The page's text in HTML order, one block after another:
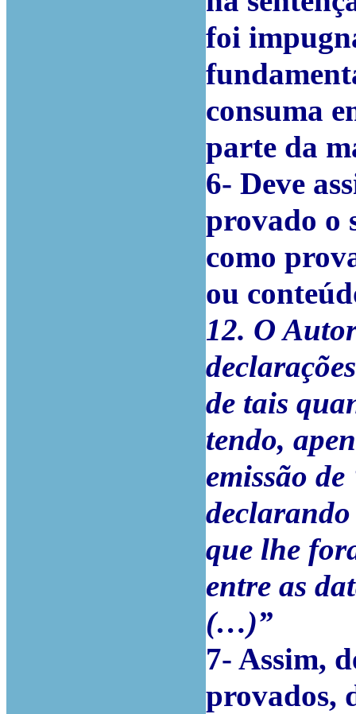
foi
consuma
parte da
6- Deve
provado o
como
ou
12. O
de tais
tendo,
emissão
que lhe
entre as
(…)”
7- Assim,
provados,